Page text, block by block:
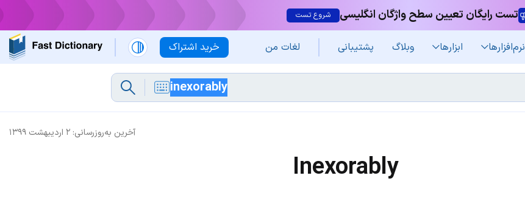
تست رایگان تعیین سطح واژگان انگلیسی شروع تست
خرید اشتراک نرم‌افزار‌ها ابزارها وبلاگ پشتیبانی لغات من
آخرین به‌روزرسانی: ۲ اردیبهشت ۱۳۹۹
Inexorably